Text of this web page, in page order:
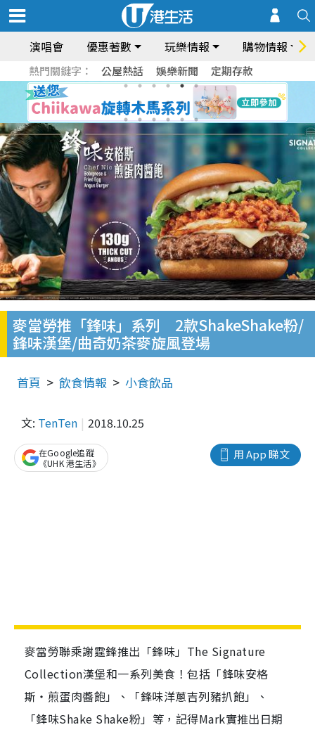
演唱會 優惠著數 玩樂情報 購物情報
熱門關鍵字： 公屋熱話 娛樂新聞 定期存款
麥當勞推「鋒味」系列 2款ShakeShake粉/
鋒味漢堡/曲奇奶茶麥旋風登場
首頁 飲食情報 小食飲品
文: TenTen 2018.10.25
用 App 睇文
在Google追蹤
《UHK 港生活》
麥當勞聯乘謝霆鋒推出「鋒味」The Signature
Collection漢堡和一系列美食！包括「鋒味安格
斯・煎蛋肉醬飽」、「鋒味洋蔥吉列豬扒飽」、
「鋒味Shake Shake粉」等，記得Mark實推出日期